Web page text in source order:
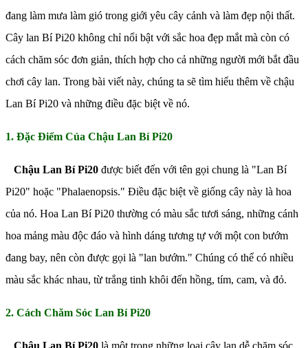
đang làm mưa làm gió trong giới yêu cây cảnh và làm đẹp nội thất.
Cây lan Bí Pi20 không chỉ nổi bật với sắc hoa đẹp mắt mà còn có
cách chăm sóc đơn giản, thích hợp cho cả những người mới bắt đầu
chơi cây lan. Trong bài viết này, chúng ta sẽ tìm hiểu thêm về chậu
Lan Bí Pi20 và những điều đặc biệt về nó.
1. Đặc Điểm Của Chậu Lan Bí Pi20
Chậu Lan Bí Pi20 được biết đến với tên gọi chung là "Lan Bí
Pi20" hoặc "Phalaenopsis." Điều đặc biệt về giống cây này là hoa
của nó. Hoa Lan Bí Pi20 thường có màu sắc tươi sáng, những cánh
hoa mảng màu độc đáo và hình dáng tương tự với một con bướm
đang bay, nên còn được gọi là "lan bướm." Chúng có thể có nhiều
màu sắc khác nhau, từ trắng tinh khôi đến hồng, tím, cam, và đỏ.
2. Cách Chăm Sóc Lan Bí Pi20